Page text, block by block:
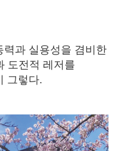
력과 실용성을 겸비한
도전적 레저를
그렇다.